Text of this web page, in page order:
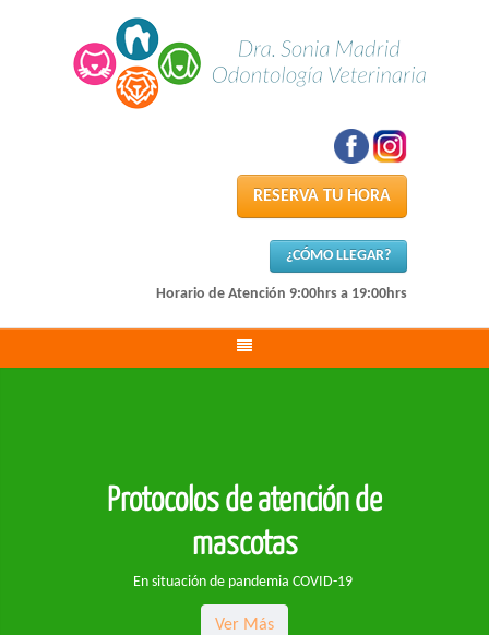
RESERVA TU HORA
¿CÓMO LLEGAR?
Horario de Atención 9:00hrs a 19:00hrs
Protocolos de atención de
mascotas
En situación de pandemia COVID-19
Ver Más